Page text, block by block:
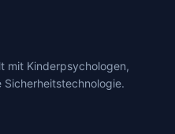
mit Kinderpsychologen,